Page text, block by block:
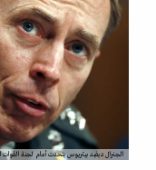
الجنرال ديفيد بيتريوس يتحدث أمام لجنة القوات